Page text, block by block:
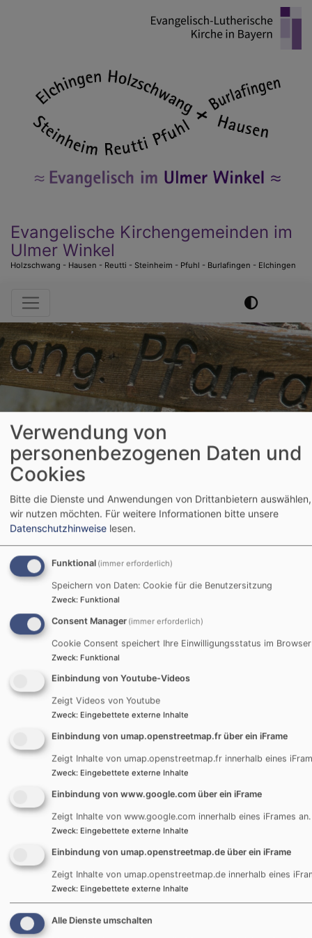
Evangelische Kirchengemeinden im
Ulmer Winkel
Holzschwang - Hausen - Reutti - Steinheim - Pfuhl - Burlafingen - Elchingen
Hauptnavigation
Startseite Ev. Luth. Kirchengemeinde Reutti
Reutti - Wir
stellen uns vor
Reutti - Pfarramt
Reutti - Pfarramt
Wir sind für Sie da:
Pfarramt:
Reutti
Auf dem Berg 3
89233 Neu-Ulm
E-Mail: pfarramt.reutti@elkb.de
0731 / 75 32 9
In dringenden Fällen, insbesondere bei Todesfällen
oder dem Wunsch nach einem kurzfristigen Besuch am
Sterbebett erreichen Sie Pfr. Reichenbacher unter
Öffnungszeiten:
Donnerstag
09:00 - 11:00
In dieser Zeit treffen Sie unsere Sekretäre im Pfarramt
an.
Termine mit Pfr. Stefan Reichenbacher nach
Verwendung von
personenbezogenen Daten und
Cookies
Bitte die Dienste und Anwendungen von Drittanbietern
wir nutzen möchten. Für weitere Informationen bitte unsere
Datenschutzhinweise lesen.
Funktional (immer erforderlich)
Speichern von Daten: Cookie für die Benutzersitzung
Zweck: Funktional
Consent Manager (immer erforderlich)
Cookie Consent speichert Ihre Einwilligungsstatus im Browser
Zweck: Funktional
Einbindung von Youtube-Videos
Zeigt Videos von Youtube
Zweck: Eingebettete externe Inhalte
Einbindung von umap.openstreetmap.fr über ein iFrame
Zeigt Inhalte von umap.openstreetmap.fr innerhalb eines
Zweck: Eingebettete externe Inhalte
Einbindung von www.google.com über ein iFrame
Zeigt Inhalte von www.google.com innerhalb eines iFrames an.
Zweck: Eingebettete externe Inhalte
Einbindung von umap.openstreetmap.de über ein iFrame
Zeigt Inhalte von umap.openstreetmap.de innerhalb eines
Zweck: Eingebettete externe Inhalte
Alle Dienste umschalten